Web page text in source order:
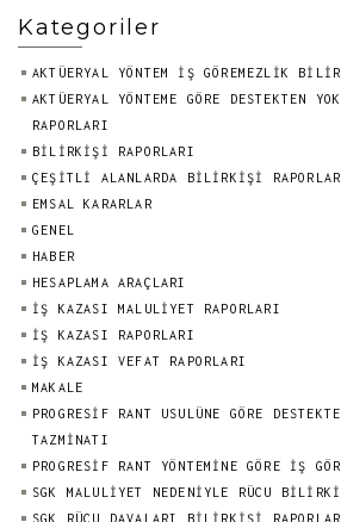
Kategoriler
AKTÜERYAL YÖNTEM İŞ GÖREMEZLIK
AKTÜERYAL YÖNTEME GÖRE DESTEKTEN
RAPORLARI
BILIRKIŞI RAPORLARI
ÇEŞİTLİ ALANLARDA BİLİRKİŞİ
EMSAL KARARLAR
GENEL
HABER
HESAPLAMA ARAÇLARI
İŞ KAZASI MALULİYET RAPORLARI
İŞ KAZASI RAPORLARI
İŞ KAZASI VEFAT RAPORLARI
MAKALE
PROGRESIF RANT USULÜNE GÖRE
TAZMINATI
PROGRESIF RANT YÖNTEMINE GÖRE İŞ
SGK MALULİYET NEDENİYLE RÜCU
SGK RÜCU DAVALARI BİLİRKİŞİ